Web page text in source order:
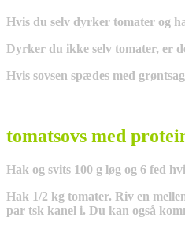
Hvis du selv dyrker tomater og
Dyrker du ikke selv tomater, er
Hvis sovsen spædes med
tomatsovs med
Hak og svits 100 g løg og 6 fed
Hak 1/2 kg tomater. Riv en
par tsk kanel i. Du kan også